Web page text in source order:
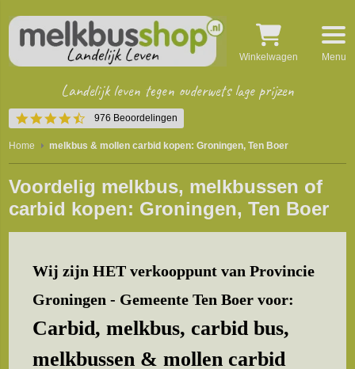
4.5
star
rating
976 Beoordelingen
Landelijk leven tegen ouderwets lage prijzen
Winkelwagen Menu
Home melkbus & mollen carbid kopen: Groningen, Ten Boer
Voordelig melkbus, melkbussen of
carbid kopen: Groningen, Ten Boer
Wij zijn HET verkooppunt van Provincie
Groningen - Gemeente Ten Boer voor:
Carbid, melkbus, carbid bus,
melkbussen & mollen carbid